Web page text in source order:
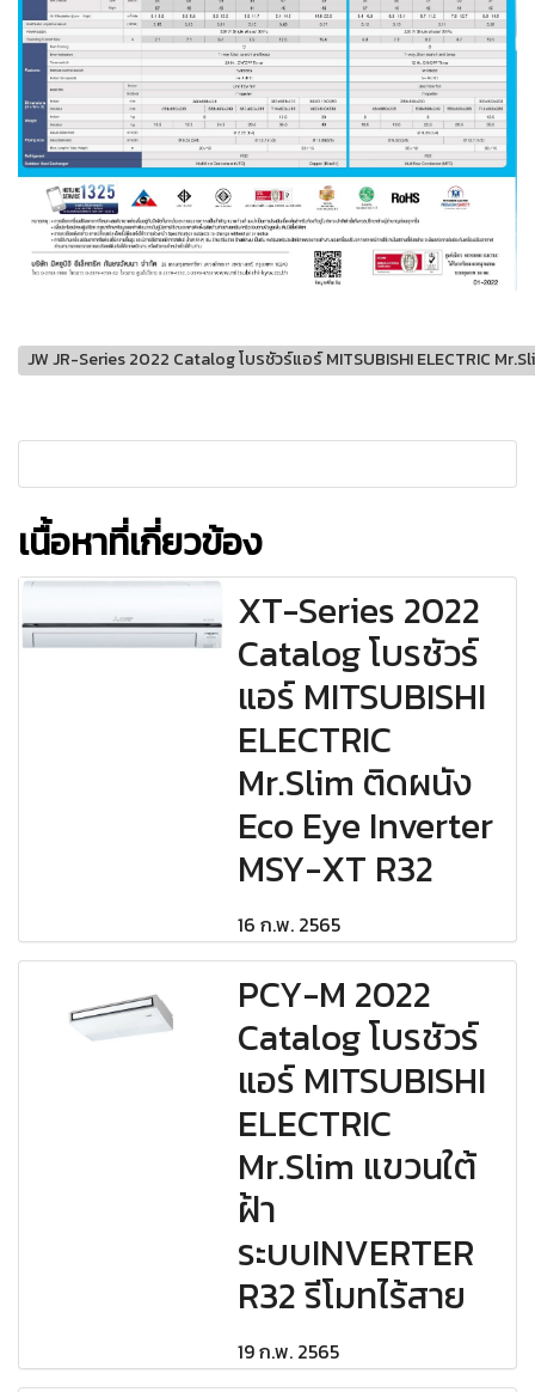
JW JR-Series 2022 Catalog โบรชัวร์แอร์ MITSUBISHI ELECTRIC
เนื้อหาที่เกี่ยวข้อง
XT-Series 2022
Catalog โบรชัวร์
แอร์ MITSUBISHI
ELECTRIC
Mr.Slim ติดผนัง
Eco Eye Inverter
MSY-XT R32
16 ก.พ. 2565
PCY-M 2022
Catalog โบรชัวร์
แอร์ MITSUBISHI
ELECTRIC
Mr.Slim แขวนใต้
ฝ้า
ระบบINVERTER
R32 รีโมทไร้สาย
19 ก.พ. 2565